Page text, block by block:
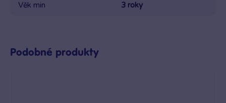
Věk min 3 roky
Podobné produkty